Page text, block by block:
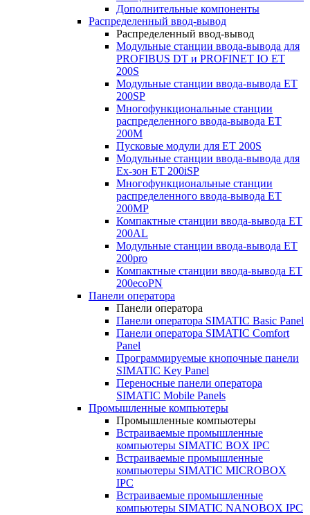
Дополнительные компоненты
Распределенный ввод-вывод
Распределенный ввод-вывод
Модульные станции ввода-вывода для
PROFIBUS DT и PROFINET IO ET
200S
Модульные станции ввода-вывода ET
200SP
Многофункциональные станции
распределенного ввода-вывода ET
200M
Пусковые модули для ET 200S
Модульные станции ввода-вывода для
Ex-зон ET 200iSP
Многофункциональные станции
распределенного ввода-вывода ET
200MP
Компактные станции ввода-вывода ET
200AL
Модульные станции ввода-вывода ET
200pro
Компактные станции ввода-вывода ET
200ecoPN
Панели оператора
Панели оператора
Панели оператора SIMATIC Basic Panel
Панели оператора SIMATIC Comfort
Panel
Программируемые кнопочные панели
SIMATIC Key Panel
Переносные панели оператора
SIMATIC Mobile Panels
Промышленные компьютеры
Промышленные компьютеры
Встраиваемые промышленные
компьютеры SIMATIC BOX IPC
Встраиваемые промышленные
компьютеры SIMATIC MICROBOX
IPC
Встраиваемые промышленные
компьютеры SIMATIC NANOBOX IPC